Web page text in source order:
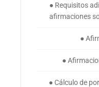
● Requisitos
afirmaciones
●
●
● Cálculo de